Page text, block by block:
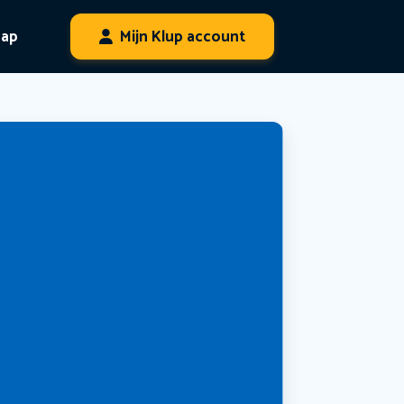
Mijn Klup account